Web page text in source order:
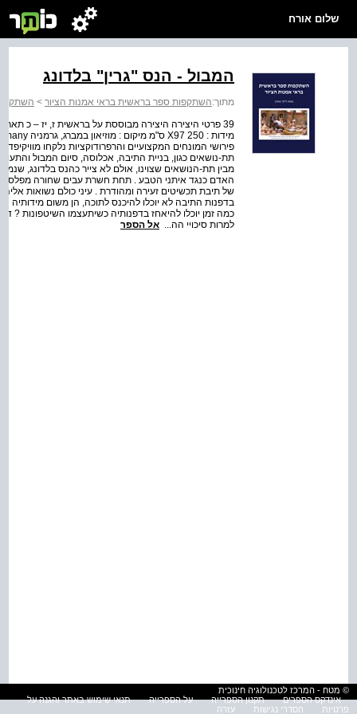
שלום אורח
המבול - הנס "גרין" בלדונג
מתוך:השתקפות ספר בראשית בראי אמנות הציור >
פירושי המונחים המקצועיים והרפרודוקציות נלקחו
תת-נושאים כגון, בניית התיבה, אכלוסה, סיום המבול
מבין תת-הנושאים שצוינו, אולם לא צייר כהנס בלדונג,
האדם כנגד איתני הטבע . תחת חשרת עבים שחורה מפלסת
של תיבת תכשיטים זעירה ומהודרת . עיני כולם נשואות
בדפנות התיבה לא יוכלו להיכנס לתוכה, הן משום מידותיה
כמה זמן יוכלו להיאחז בדפנותיה כשיתעצמו השיטפונות ?
למרות סיכויי הה... אל הספר
© מטח - המרכז לטכנולוגיה חינוכית
אינדקס הספרים
תקנון הספרייה על הספרייה
תנאי שימוש באתר והגנה על
פרטיות
הסדרי נגישות עזרה